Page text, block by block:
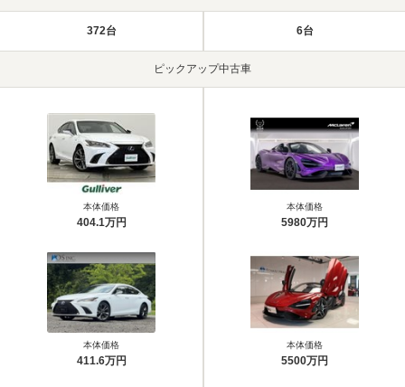
372台 6台
ピックアップ中古車
本体価格
404.1万円
本体価格
411.6万円
本体価格
5980万円
本体価格
5500万円